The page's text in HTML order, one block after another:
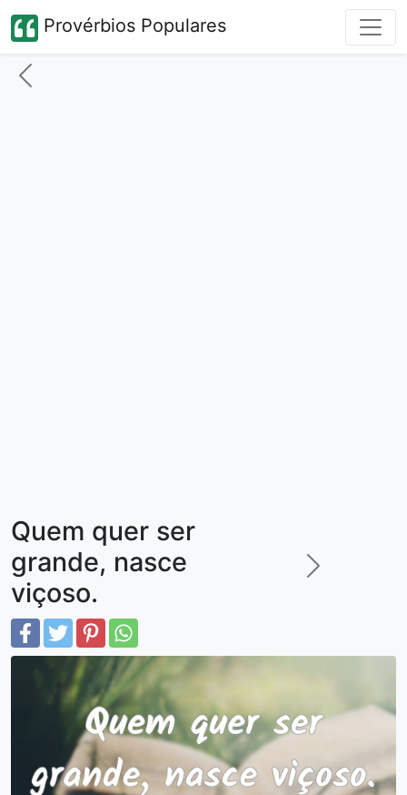
Provérbios Populares
Quem quer ser
grande, nasce
viçoso.